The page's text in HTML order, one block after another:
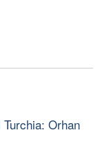
Orhan